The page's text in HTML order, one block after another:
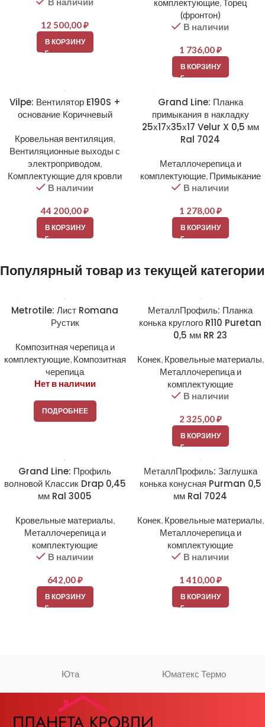
12 500,00₽
В КОРЗИНУ
комплектующие,Торец
(фронтон)
В наличии
1 736,00₽
В КОРЗИНУ
Vilpe: Вентилятор E190S +
основание Коричневый
Кровельная вентиляция,
Вентиляционные выходы с
электроприводом,
Комплектующие для кровли
В наличии
44 200,00₽
В КОРЗИНУ
Grand Line: Планка
примыкания в накладку
25х17х35х17 Velur X 0,5 мм
Ral 7024
Металлочерепица и
комплектующие, Примыкание
В наличии
1 278,00₽
В КОРЗИНУ
Популярный товар из текущей категории
Metrotile: Лист Romana
Рустик
Композитная черепица и
комплектующие, Композитная
черепица
Нет в наличии
ПОДРОБНЕЕ
МеталлПрофиль: Планка
конька круглого R110 Puretan
0,5 мм RR 23
Конек, Кровельные материалы,
Металлочерепица и
комплектующие
В наличии
2 325,00₽
В КОРЗИНУ
Grand Line: Профиль
волновой Классик Drap 0,45
мм Ral 3005
Кровельные материалы,
Металлочерепица и
комплектующие
В наличии
642,00₽
В КОРЗИНУ
МеталлПрофиль: Заглушка
конька конусная Purman 0,5
мм Ral 7024
Конек, Кровельные материалы,
Металлочерепица и
комплектующие
В наличии
1 410,00₽
В КОРЗИНУ
Юта Юматекс Термо